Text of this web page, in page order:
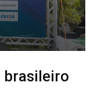
brasileiro